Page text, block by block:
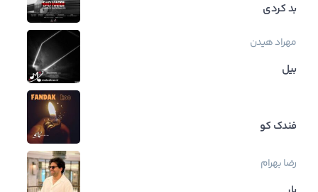
بد کردی
مهراد هیدن
بیل
فندک کو
رضا بهرام